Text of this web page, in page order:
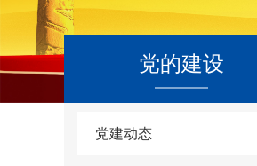
党的建设
党建动态